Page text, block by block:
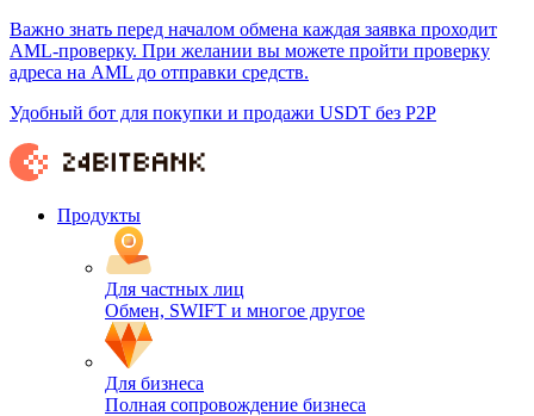
Важно знать перед началом обмена каждая заявка проходит
AML-проверку. При желании вы можете пройти проверку
адреса на AML до отправки средств.
Удобный бот для покупки и продажи USDT без P2P
Продукты
Для частных лиц
Обмен, SWIFT и многое другое
Для бизнеса
Полная сопровождение бизнеса